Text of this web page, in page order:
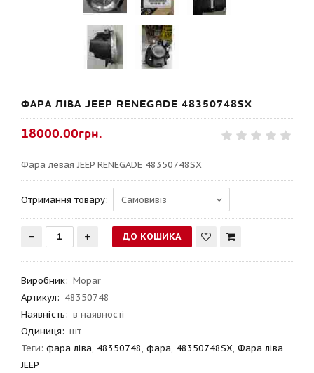
ФАРА ЛІВА JEEP RENEGADE 48350748SX
18000.00грн.
Фара левая JEEP RENEGADE 48350748SX
Отримання товару:
Виробник: Mopar
Артикул: 48350748
Наявність: в наявності
Одиниця: шт
Теги: фара ліва, 48350748, фара, 48350748SX, Фара ліва
JEEP